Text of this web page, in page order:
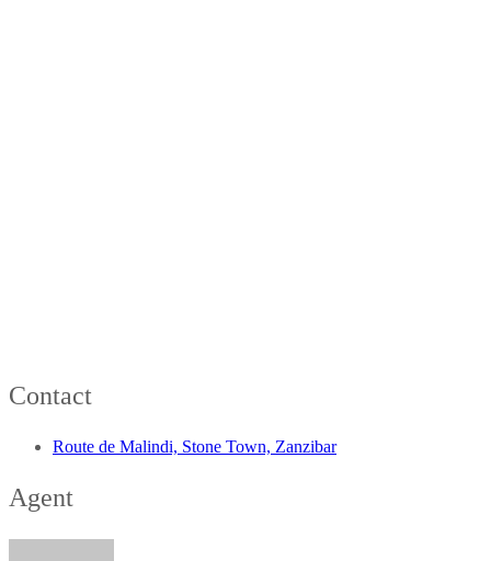
Contact
Route de Malindi, Stone Town, Zanzibar
Agent